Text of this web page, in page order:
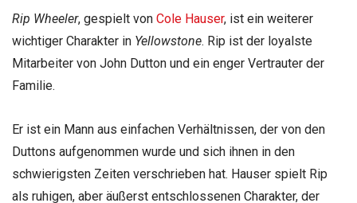
Rip Wheeler, gespielt von Cole Hauser, ist ein weiterer
wichtiger Charakter in Yellowstone. Rip ist der loyalste
Mitarbeiter von John Dutton und ein enger Vertrauter der
Familie.
Er ist ein Mann aus einfachen Verhältnissen, der von den
Duttons aufgenommen wurde und sich ihnen in den
schwierigsten Zeiten verschrieben hat. Hauser spielt Rip
als ruhigen, aber äußerst entschlossenen Charakter, der